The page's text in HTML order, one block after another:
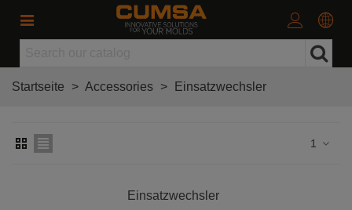
Startseite > Accessories > Einsatzwechsler
1
Einsatzwechsler